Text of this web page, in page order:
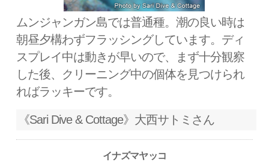
ムンジャンガン島では普通種。潮の良い時は
朝昼夕構わずフラッシングしています。ディ
スプレイ中は動きが早いので、まず十分観察
した後、クリーニング中の個体を見つけられ
ればラッキーです。
《Sari Dive & Cottage》大西サトミさん
イナズマヤッコ